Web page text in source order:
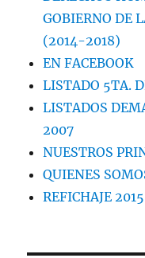
GOBIERNO DE
(2014-2018)
EN FACEBOOK
LISTADO 5TA.
LISTADOS
2007
NUESTROS
QUIENES
REFICHAJE